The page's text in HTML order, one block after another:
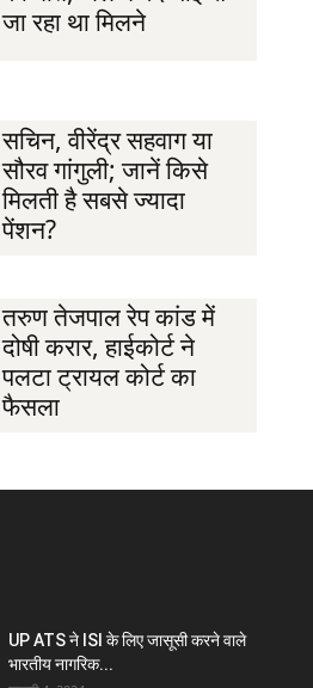
जा रहा था मिलने
सचिन, वीरेंद्र सहवाग या
सौरव गांगुली; जानें किसे
मिलती है सबसे ज्यादा
पेंशन?
तरुण तेजपाल रेप कांड में
दोषी करार, हाईकोर्ट ने
पलटा ट्रायल कोर्ट का
फैसला
UP ATS ने ISI के लिए जासूसी करने वाले
भारतीय नागरिक...